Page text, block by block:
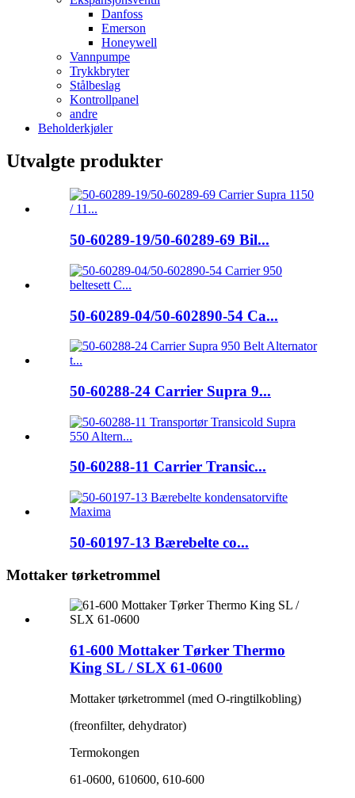
Danfoss
Emerson
Honeywell
Vannpumpe
Trykkbryter
Stålbeslag
Kontrollpanel
andre
Beholderkjøler
Utvalgte produkter
50-60289-19/50-60289-69 Bil...
50-60289-04/50-602890-54 Ca...
50-60288-24 Carrier Supra 9...
50-60288-11 Carrier Transic...
50-60197-13 Bærebelte co...
Mottaker tørketrommel
61-600 Mottaker Tørker Thermo
King SL / SLX 61-0600
Mottaker tørketrommel (med O-ringtilkobling)
(freonfilter, dehydrator)
Termokongen
61-0600, 610600, 610-600